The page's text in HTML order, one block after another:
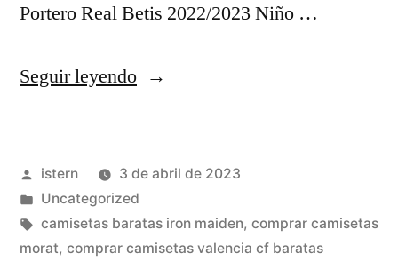
Portero Real Betis 2022/2023 Niño …
Seguir leyendo«camisetas
mandar
hacer»
Publicado
por
istern
3 de abril de 2023
Publicado
en
Uncategorized
Etiquetas:
camisetas baratas iron maiden, comprar camisetas
morat, comprar camisetas valencia cf baratas